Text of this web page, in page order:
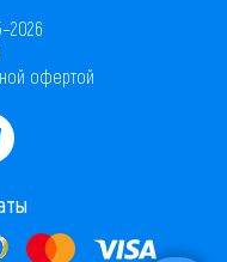
офертой